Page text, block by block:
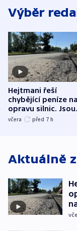
Výběr
Hejtmani řeší
chybějící peníze na
opravu silnic. Jsou
nenárokové,
včera před 7 h
Aktuálně